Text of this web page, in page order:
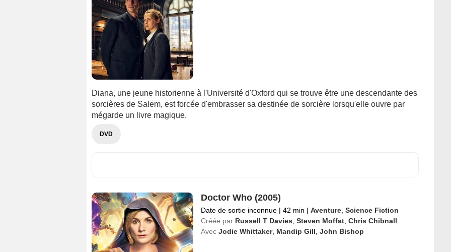
Diana, une jeune historienne à l'Université d'Oxford qui se trouve être une descendante des
sorcières de Salem, est forcée d'embrasser sa destinée de sorcière lorsqu'elle ouvre par
mégarde un livre magique.
DVD
Doctor Who (2005)
Date de sortie inconnue | 42 min | Aventure, Science Fiction
Créée par Russell T Davies Steven Moffat, Chris Chibnall
Avec Jodie Whittaker, Mandip Gill John Bishop